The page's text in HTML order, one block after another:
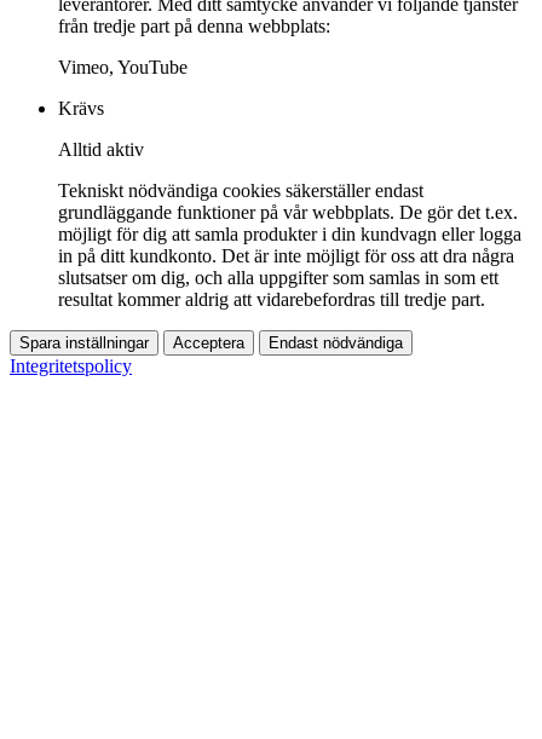
leverantörer. Med ditt samtycke använder vi följande tjänster
från tredje part på denna webbplats:
Vimeo, YouTube
Krävs
Alltid aktiv
Tekniskt nödvändiga cookies säkerställer endast
grundläggande funktioner på vår webbplats. De gör det t.ex.
möjligt för dig att samla produkter i din kundvagn eller logga
in på ditt kundkonto. Det är inte möjligt för oss att dra några
slutsatser om dig, och alla uppgifter som samlas in som ett
resultat kommer aldrig att vidarebefordras till tredje part.
Spara inställningar Acceptera Endast nödvändiga
Integritetspolicy